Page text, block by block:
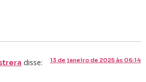
disse: 13 de janeiro de 2025 às 06:14